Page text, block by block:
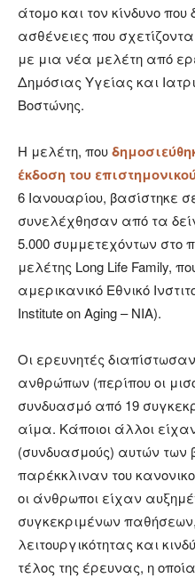
άτομο και τον κίνδυνο
ασθένειες που
με μια νέα μελέτη από
Δημόσιας Υγείας και
Βοστώνης.
Η μελέτη, που
έκδοση του
6 Ιανουαρίου, βασίστηκε
συνελέχθησαν από τα
5.000 συμμετεχόντων στο
μελέτης Long Life Family,
αμερικανικό Εθνικό
Institute on Aging – NIA).
Οι ερευνητές
ανθρώπων (περίπου οι
συνδυασμό από 19
αίμα. Κάποιοι άλλοι
(συνδυασμούς) αυτών των
παρέκκλιναν του
οι άνθρωποι είχαν
συγκεκριμένων
λειτουργικότητας και
τέλος της έρευνας, η